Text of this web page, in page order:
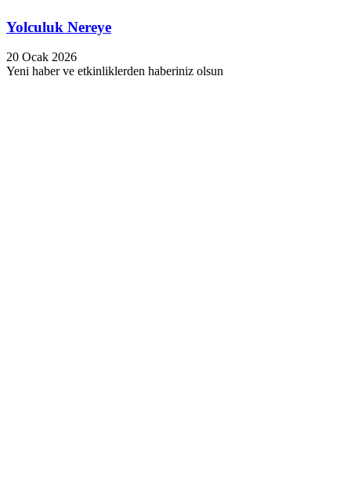
Yolculuk Nereye
20 Ocak 2026
Yeni haber ve etkinliklerden haberiniz olsun